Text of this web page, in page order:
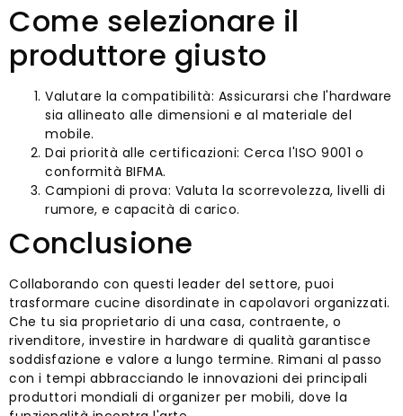
Come selezionare il
produttore giusto
Valutare la compatibilità: Assicurarsi che l'hardware
sia allineato alle dimensioni e al materiale del
mobile.
Dai priorità alle certificazioni: Cerca l'ISO 9001 o
conformità BIFMA.
Campioni di prova: Valuta la scorrevolezza, livelli di
rumore, e capacità di carico.
Conclusione
Collaborando con questi leader del settore, puoi
trasformare cucine disordinate in capolavori organizzati.
Che tu sia proprietario di una casa, contraente, o
rivenditore, investire in hardware di qualità garantisce
soddisfazione e valore a lungo termine. Rimani al passo
con i tempi abbracciando le innovazioni dei principali
produttori mondiali di organizer per mobili, dove la